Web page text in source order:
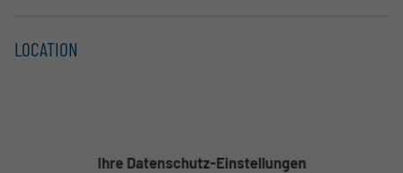
LOCATION